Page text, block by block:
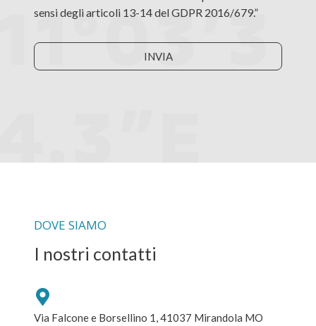
sensi degli articoli 13-14 del GDPR 2016/679.”
INVIA
DOVE SIAMO
I nostri contatti
Via Falcone e Borsellino 1, 41037 Mirandola MO